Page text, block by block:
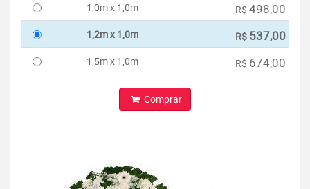
1,0m x 1,0m
R$ 498,00
1,2m x 1,0m R$ 537,00
1,5m x 1,0m R$ 674,00
Comprar